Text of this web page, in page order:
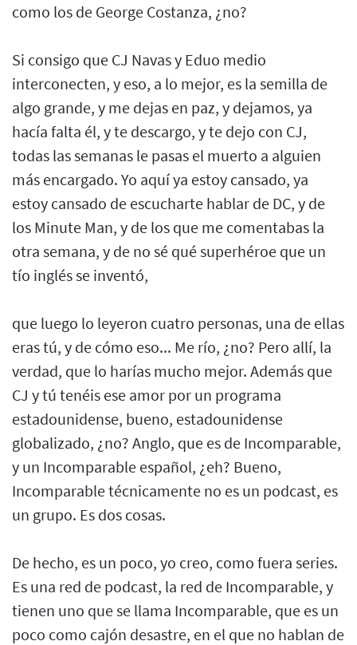
como los de George Costanza, ¿no?
Si consigo que CJ Navas y Eduo medio
interconecten, y eso, a lo mejor, es la semilla de
algo grande, y me dejas en paz, y dejamos, ya
hacía falta él, y te descargo, y te dejo con CJ,
todas las semanas le pasas el muerto a alguien
más encargado. Yo aquí ya estoy cansado, ya
estoy cansado de escucharte hablar de DC, y de
los Minute Man, y de los que me comentabas la
otra semana, y de no sé qué superhéroe que un
tío inglés se inventó,
que luego lo leyeron cuatro personas, una de ellas
eras tú, y de cómo eso... Me río, ¿no? Pero allí, la
verdad, que lo harías mucho mejor. Además que
CJ y tú tenéis ese amor por un programa
estadounidense, bueno, estadounidense
globalizado, ¿no? Anglo, que es de Incomparable,
y un Incomparable español, ¿eh? Bueno,
Incomparable técnicamente no es un podcast, es
un grupo. Es dos cosas.
De hecho, es un poco, yo creo, como fuera series.
Es una red de podcast, la red de Incomparable, y
tienen uno que se llama Incomparable, que es un
poco como cajón desastre, en el que no hablan de